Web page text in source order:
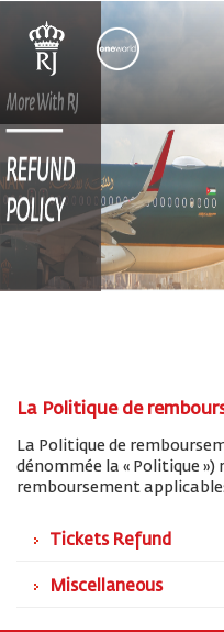
La Politique de
La Politique de
dénommée la « Politique
remboursement
Tickets Refund
Miscellaneous